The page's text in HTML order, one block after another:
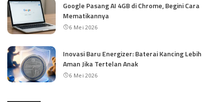
Google Pasang AI 4GB di Chrome, Begini Cara
Mematikannya
6 Mei 2026
Inovasi Baru Energizer: Baterai Kancing Lebih
Aman Jika Tertelan Anak
6 Mei 2026